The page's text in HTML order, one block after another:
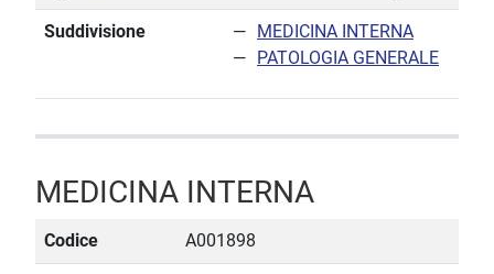
Suddivisione
MEDICINA INTERNA
PATOLOGIA GENERALE
MEDICINA INTERNA
Codice A001898